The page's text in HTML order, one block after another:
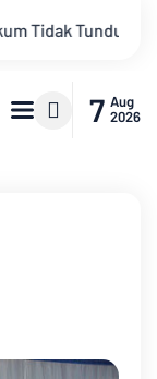
oleh
7 Aug
2026